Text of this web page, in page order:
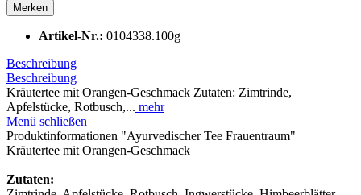
Merken
Artikel-Nr.: 0104338.100g
Beschreibung
Beschreibung
Kräutertee mit Orangen-Geschmack Zutaten: Zimtrinde,
Apfelstücke, Rotbusch,... mehr
Menü schließen
Produktinformationen "Ayurvedischer Tee Frauentraum"
Kräutertee mit Orangen-Geschmack
Zutaten: